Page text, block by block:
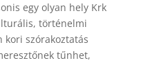
egy olyan hely Krk
történelmi
kori szórakoztatás
tűnhet,